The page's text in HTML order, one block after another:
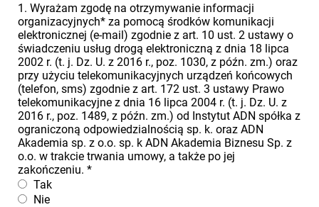
1. Wyrażam zgodę na otrzymywanie informacji
organizacyjnych* za pomocą środków komunikacji
elektronicznej (e-mail) zgodnie z art. 10 ust. 2 ustawy o
świadczeniu usług drogą elektroniczną z dnia 18 lipca
2002 r. (t. j. Dz. U. z 2016 r., poz. 1030, z późn. zm.) oraz
przy użyciu telekomunikacyjnych urządzeń końcowych
(telefon, sms) zgodnie z art. 172 ust. 3 ustawy Prawo
telekomunikacyjne z dnia 16 lipca 2004 r. (t. j. Dz. U. z
2016 r., poz. 1489, z późn. zm.) od Instytut ADN spółka z
ograniczoną odpowiedzialnością sp. k. oraz ADN
Akademia sp. z o.o. sp. k ADN Akademia Biznesu Sp. z
o.o. w trakcie trwania umowy, a także po jej
zakończeniu. *
Tak
Nie